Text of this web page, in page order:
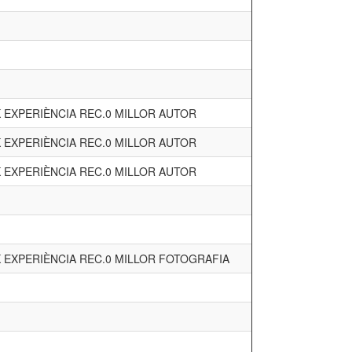
EXPERIÈNCIA REC.0 MILLOR AUTOR
EXPERIÈNCIA REC.0 MILLOR AUTOR
EXPERIÈNCIA REC.0 MILLOR AUTOR
EXPERIÈNCIA REC.0 MILLOR FOTOGRAFIA